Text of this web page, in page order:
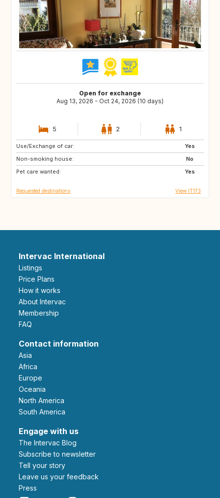
Open for exchange
Aug 13, 2026 - Oct 24, 2026 (10 days)
5 2 1
Use/Exchange of car:
Yes
Non-smoking house:
No
Pet care wanted:
Yes
SE
PL
GB
Requested destinations View IT173
Intervac International
Listings
Price Plans
How it works
About Intervac
Membership
FAQ
Contact information
Asia
Africa
Europe
Oceania
North America
South America
Engage with us
The Intervac Blog
Subscribe to newsletter
Tell your story
leave us your feedback
Press